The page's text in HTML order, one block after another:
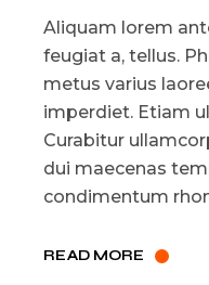
Aliquam lorem
feugiat a, tellus.
metus varius
imperdiet. Etiam
Curabitur
dui maecenas
condimentum
READ MORE